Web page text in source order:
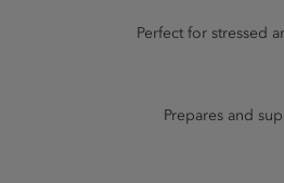
Perfect for stressed
Prepares and